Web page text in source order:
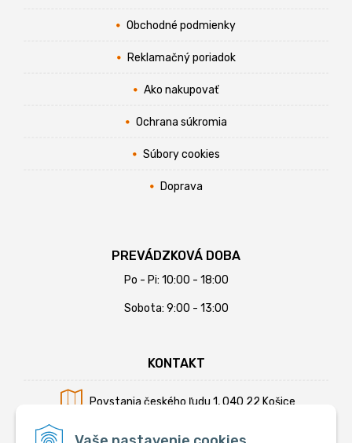
Obchodné podmienky
Reklamačný poriadok
Ako nakupovať
Ochrana súkromia
Súbory cookies
Doprava
PREVÁDZKOVÁ DOBA
Po - Pi: 10:00 - 18:00
Sobota: 9:00 - 13:00
KONTAKT
Povstania českého ľudu 1, 040 22 Košice
Mobil:+421 902 794 355